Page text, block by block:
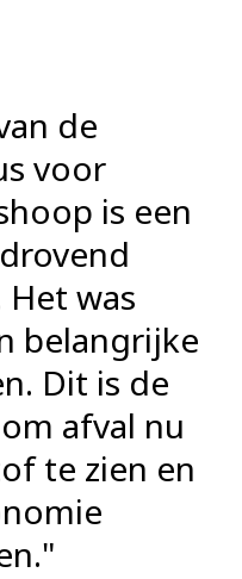
de
voor
is een
was
belangrijke
Dit is de
afval nu
te zien en